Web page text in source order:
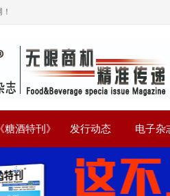
《糖酒特刊》 发行动态 电子杂